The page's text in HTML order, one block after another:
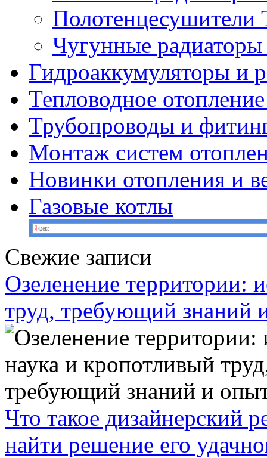
Чугунные
Гидроаккумуляторы и
Тепловодное
Трубопроводы и
Монтаж систем
Новинки отопления и
Газовые котлы
Свежие записи
Озеленение территории:
труд, требующий знаний
Что такое дизайнерский
найти решение его